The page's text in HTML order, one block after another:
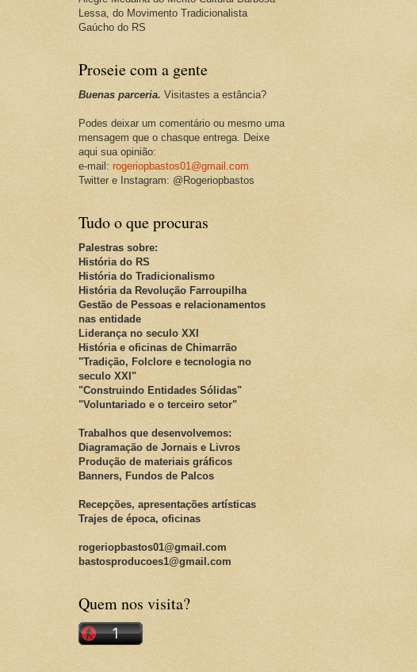
Lessa, do Movimento Tradicionalista
Gaúcho do RS
Proseie com a gente
Buenas parceria. Visitastes a estância?
Podes deixar um comentário ou mesmo uma
mensagem que o chasque entrega. Deixe
aqui sua opinião:
e-mail: rogeriopbastos01@gmail.com
Twitter e Instagram: @Rogeriopbastos
Tudo o que procuras
Palestras sobre:
História do RS
História do Tradicionalismo
História da Revolução Farroupilha
Gestão de Pessoas e relacionamentos
nas entidade
Liderança no seculo XXI
História e oficinas de Chimarrão
"Tradição, Folclore e tecnologia no
seculo XXI"
"Construindo Entidades Sólidas"
"Voluntariado e o terceiro setor"
Trabalhos que desenvolvemos:
Diagramação de Jornais e Livros
Produção de materiais gráficos
Banners, Fundos de Palcos
Recepções, apresentações artísticas
Trajes de época, oficinas
rogeriopbastos01@gmail.com
bastosproducoes1@gmail.com
Quem nos visita?